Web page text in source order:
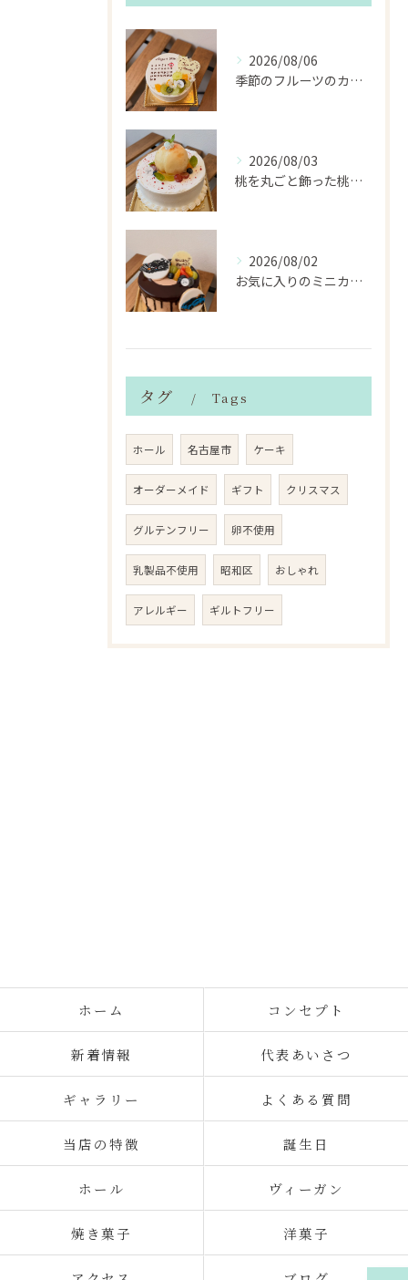
2026/08/06
季節のフルーツのカレンダーケーキ
2026/08/03
桃を丸ごと飾った桃のホールケーキ（サンドも桃）
2026/08/02
お気に入りのミニカーのアイシングクッキーを飾ったデコレーショ...
タグ Tags
ホール 名古屋市 ケーキ
オーダーメイド ギフト クリスマス
グルテンフリー 卵不使用
乳製品不使用 昭和区 おしゃれ
アレルギー ギルトフリー
ホーム コンセプト
新着情報 代表あいさつ
ギャラリー よくある質問
当店の特徴 誕生日
ホール ヴィーガン
焼き菓子 洋菓子